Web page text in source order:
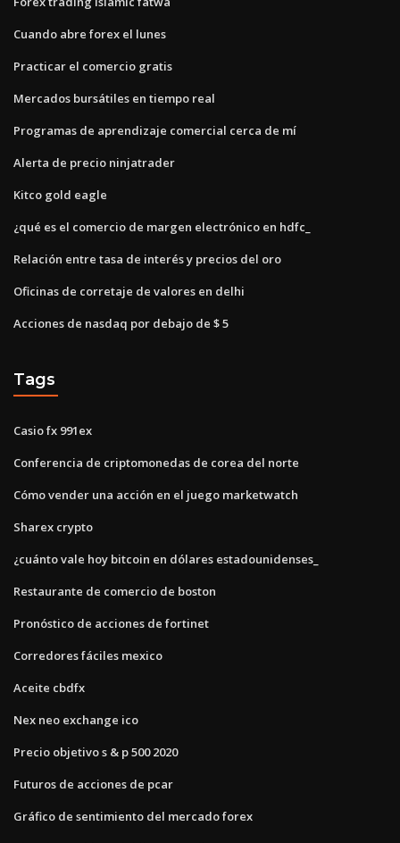
Cuando abre forex el lunes
Practicar el comercio gratis
Mercados bursátiles en tiempo real
Programas de aprendizaje comercial cerca de mí
Alerta de precio ninjatrader
Kitco gold eagle
¿qué es el comercio de margen electrónico en hdfc_
Relación entre tasa de interés y precios del oro
Oficinas de corretaje de valores en delhi
Acciones de nasdaq por debajo de $ 5
Tags
Casio fx 991ex
Conferencia de criptomonedas de corea del norte
Cómo vender una acción en el juego marketwatch
Sharex crypto
¿cuánto vale hoy bitcoin en dólares estadounidenses_
Restaurante de comercio de boston
Pronóstico de acciones de fortinet
Corredores fáciles mexico
Aceite cbdfx
Nex neo exchange ico
Precio objetivo s & p 500 2020
Futuros de acciones de pcar
Gráfico de sentimiento del mercado forex